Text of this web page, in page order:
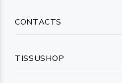
CONTACTS
TISSUSHOP